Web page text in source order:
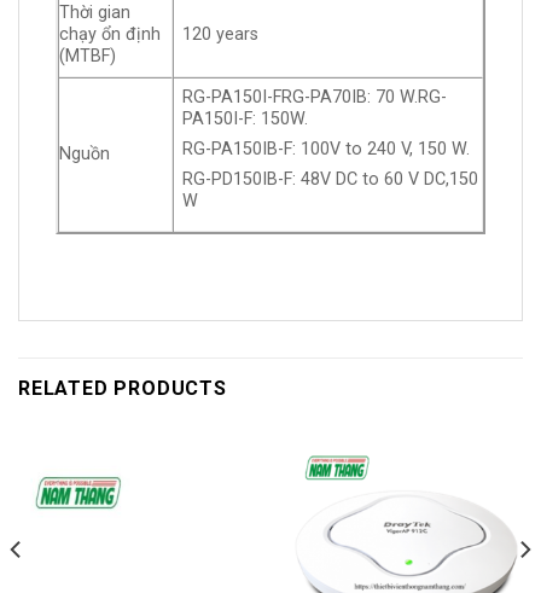
Thời gian
chạy ổn định
(MTBF)
120 years
Nguồn
RG-PA150I-FRG-PA70IB: 70 W.RG-
PA150I-F: 150W.
RG-PA150IB-F: 100V to 240 V, 150 W.
RG-PD150IB-F: 48V DC to 60 V DC,150
W
RELATED PRODUCTS